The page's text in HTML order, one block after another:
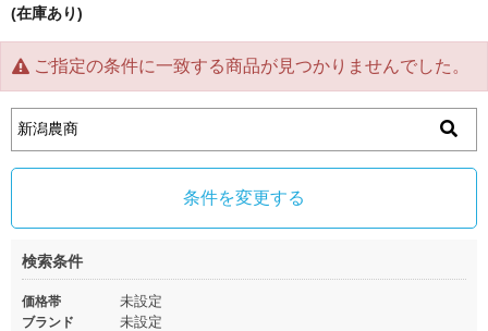
(在庫あり)
ご指定の条件に一致する商品が見つかりませんでした。
条件を変更する
検索条件
価格帯 未設定
ブランド 未設定